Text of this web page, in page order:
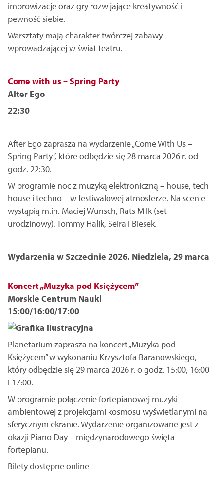
improwizacje oraz gry rozwijające kreatywność i
pewność siebie.
Warsztaty mają charakter twórczej zabawy
wprowadzającej w świat teatru.
Come with us – Spring Party
Alter Ego
22:30
After Ego zaprasza na wydarzenie „Come With Us –
Spring Party”, które odbędzie się 28 marca 2026 r. od
godz. 22:30.
W programie noc z muzyką elektroniczną – house, tech
house i techno – w festiwalowej atmosferze. Na scenie
wystąpią m.in. Maciej Wunsch, Rats Milk (set
urodzinowy), Tommy Halik, Seira i Biesek.
Wydarzenia w Szczecinie 2026. Niedziela, 29 marca
Koncert „Muzyka pod Księżycem”
Morskie Centrum Nauki
15:00/16:00/17:00
Planetarium zaprasza na koncert „Muzyka pod
Księżycem” w wykonaniu Krzysztofa Baranowskiego,
który odbędzie się 29 marca 2026 r. o godz. 15:00, 16:00
i 17:00.
W programie połączenie fortepianowej muzyki
ambientowej z projekcjami kosmosu wyświetlanymi na
sferycznym ekranie. Wydarzenie organizowane jest z
okazji Piano Day – międzynarodowego święta
fortepianu.
Bilety dostępne online